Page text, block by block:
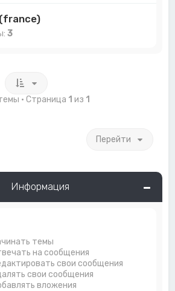
3
• Страница 1 из 1
Перейти
Информация
темы
на сообщения
свои сообщения
свои сообщения
вложения